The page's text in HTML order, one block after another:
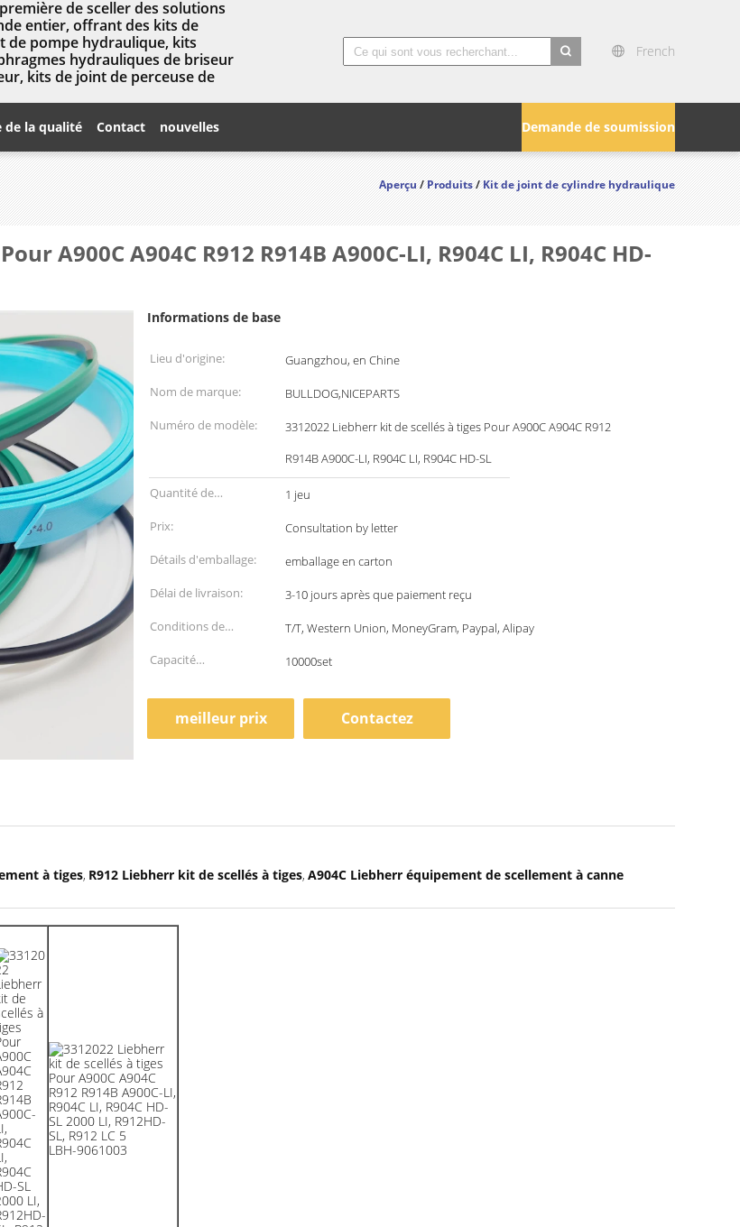
de sceller des solutions
entier, offrant des kits de
de pompe hydraulique, kits
hydrauliques de briseur
kits de joint de perceuse de
French
Demande de soumission
de la qualité Contact nouvelles
Aperçu/Produits/Kit de joint de cylindre hydraulique
A900C A904C R912 R914B A900C-LI, R904C LI, R904C HD-
Informations de base
Lieu d'origine:
Guangzhou, en Chine
Nom de marque:
BULLDOG,NICEPARTS
Numéro de modèle:
3312022 Liebherr kit de scellés à tiges Pour A900C A904C R912
R914B A900C-LI, R904C LI, R904C HD-SL
Quantité de
commande min:
1 jeu
Prix:
Consultation by letter
Détails d'emballage:
emballage en carton
Délai de livraison:
3-10 jours après que paiement reçu
Conditions de
paiement:
T/T, Western Union, MoneyGram, Paypal, Alipay
Capacité
10000set
meilleur prix Contactez
à tiges, R912 Liebherr kit de scellés à tiges, A904C Liebherr équipement de scellement à canne
LBH-9061003